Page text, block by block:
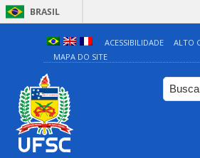
BRASIL
ACESSIBILIDADE
ALTO
MAPA DO SITE